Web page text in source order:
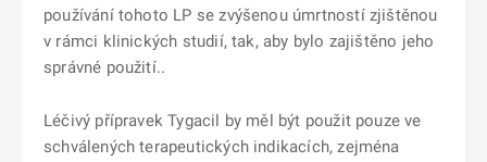
používání tohoto LP se zvýšenou úmrtností zjištěnou
v rámci klinických studií, tak, aby bylo zajištěno jeho
správné použití..
Léčivý přípravek Tygacil by měl být použit pouze ve
schválených terapeutických indikacích, zejména